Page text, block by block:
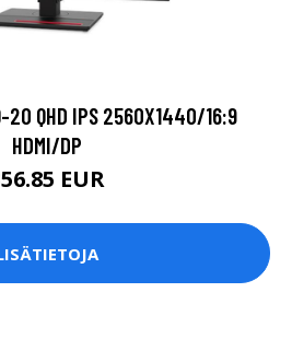
20 QHD IPS 2560X1440/16:9
HDMI/DP
EUR